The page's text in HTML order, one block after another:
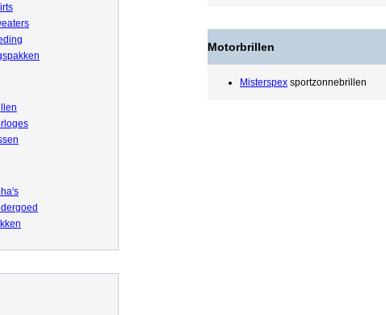
Motorbrillen
Misterspex sportzonnebrillen